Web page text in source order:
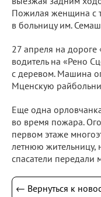
Пожилая женщина с
в больницу им.
27 апреля на
водитель на «Рено
с деревом. Машина
Мценскую
Еще одна
во время пожара.
первом этаже
летнюю
спасатели передали
← Вернуться к